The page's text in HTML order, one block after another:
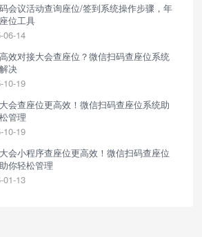
会议活动查询座位/签到系统操作步骤，年
位工具
06-14
效对接大会查座位？微信扫码查座位系统
决
10-19
会查座位更高效！微信扫码查座位系统助
管理
10-19
会小程序查座位更高效！微信扫码查座位
你轻松管理
01-13